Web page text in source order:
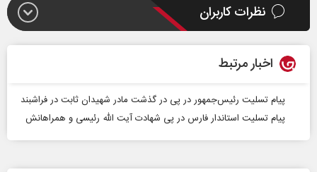
نظرات کاربران
اخبار مرتبط
پیام تسلیت رئیس‌جمهور در پی در گذشت مادر شهیدان ثابت در فراشبند
پیام تسلیت استاندار فارس در پی شهادت آیت الله رئیسی و همراهانش